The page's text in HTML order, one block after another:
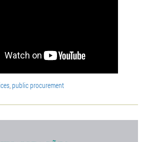
, public procurement